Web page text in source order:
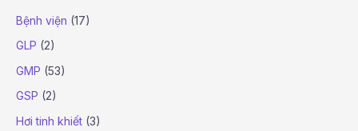
Bệnh viện (17)
GLP (2)
GMP (53)
GSP (2)
Hơi tinh khiết (3)